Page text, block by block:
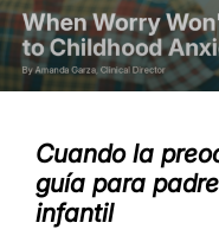
Cuando la
guía para
infantil